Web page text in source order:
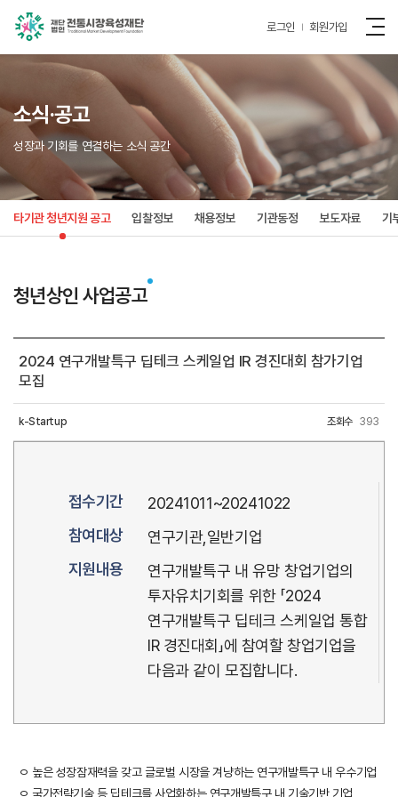
로그인 회원가입
소식·공고
성장과 기회를 연결하는 소식 공간
타기관 청년지원 공고 입찰정보 채용정보 기관동정 보도자료 기
청년상인 사업공고
2024 연구개발특구 딥테크 스케일업 IR 경진대회 참가기업
모집
k-Startup 조회수 393
접수기간
20241011~20241022
참여대상
연구기관,일반기업
지원내용
연구개발특구 내 유망 창업기업의
투자유치기회를 위한 「2024
연구개발특구 딥테크 스케일업 통합
IR 경진대회」에 참여할 창업기업을
다음과 같이 모집합니다.
ㅇ 높은 성장잠재력을 갖고 글로벌 시장을 겨냥하는 연구개발특구 내 우수기업
ㅇ 국가전략기술 등 딥테크를 사업화하는 연구개발특구 내 기술기반 기업